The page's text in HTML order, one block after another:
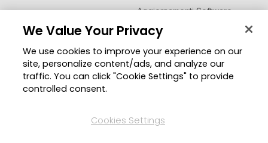
Aggiornamenti Software
Centro Apprendimento
Comunità
Zona Utenti
Blog
Cambia regione
We Value Your Privacy
We use cookies to improve your experience on our
site, personalize content/ads, and analyze our
traffic. You can click "Cookie Settings" to provide
controlled consent.
Cookies Settings